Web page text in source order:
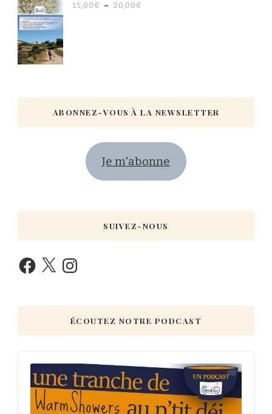
15,00€ – 20,00€
ABONNEZ-VOUS À LA NEWSLETTER
Je m'abonne
SUIVEZ-NOUS
ÉCOUTEZ NOTRE PODCAST
Audio
Player